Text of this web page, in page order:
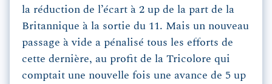
la réduction de l’écart à 2 up de la part de la
Britannique à la sortie du 11. Mais un nouveau
passage à vide a pénalisé tous les efforts de
cette dernière, au profit de la Tricolore qui
comptait une nouvelle fois une avance de 5 up